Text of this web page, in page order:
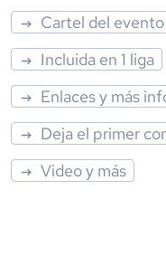
Cartel del evento
Incluida en 1 liga
Enlaces y más
Deja el primer
Video y más